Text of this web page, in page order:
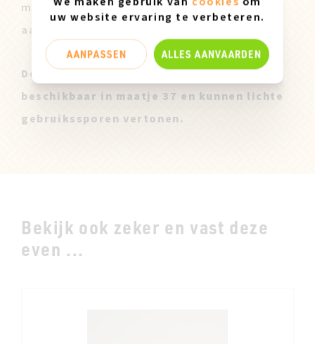
modellen worden dan ook achteraf te koop
aangeboden tegen een lagere prijs.
Deze Miz Mooz Stalen zijn enkel
beschikbaar in maatje 37 en kunnen lichte
gebruikssporen vertonen.
Bekijk ook zeker en vast deze
even ...
uw website ervaring te verbeteren.
AANPASSEN ALLES AANVAARDEN